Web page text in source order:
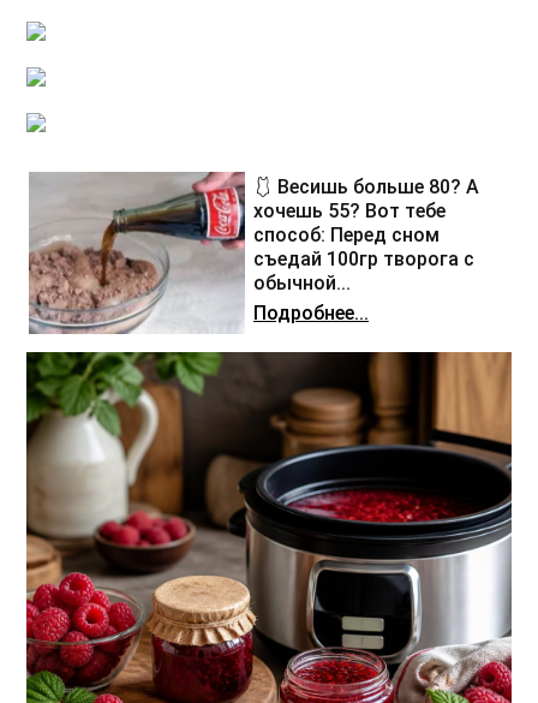
🩱 Весишь больше 80? А
хочешь 55? Вот тебе
способ: Перед сном
съедай 100гр творога с
обычной...
Подробнее...